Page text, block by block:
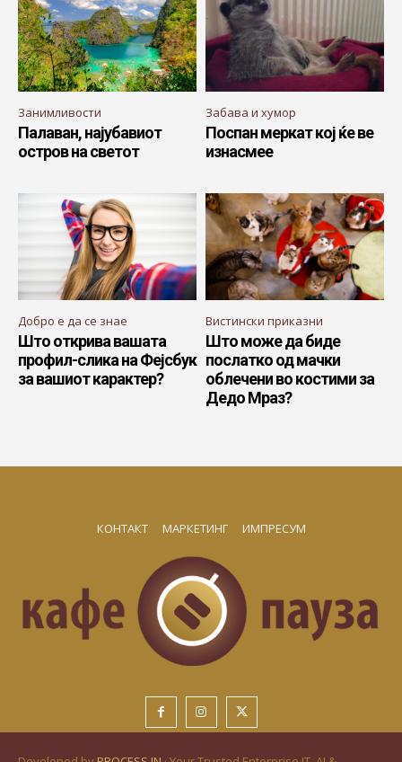
Занимливости
Палаван, најубавиот
остров на светот
Забава и хумор
Поспан меркат кој ќе ве
изнасмее
Добро е да се знае
Што открива вашата
профил-слика на Фејсбук
за вашиот карактер?
Вистински приказни
Што може да биде
послатко од мачки
облечени во костими за
Дедо Мраз?
КОНТАКТ МАРКЕТИНГ ИМПРЕСУМ